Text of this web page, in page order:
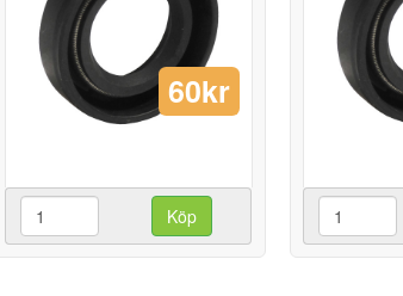
60kr
Köp